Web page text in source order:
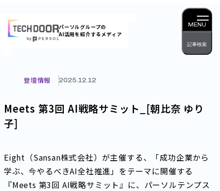
容
を
パーソルグループの
AI活用を紹介するメディア
MENU
記事検索
登壇情報 2025.12.12
Meets 第3回 AI戦略サミット_[朝比奈 ゆり
子]
Eight（Sansan株式会社）が主催する、「成功企業から
学ぶ、今やるべきAI全社推進」をテーマに開催する
『Meets 第3回 AI戦略サミット』に、パーソルテンプス